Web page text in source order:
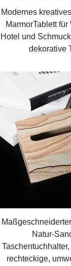
Modernes
MarmorTablett für
Hotel und
dekorative
Natur-
rechteckige,